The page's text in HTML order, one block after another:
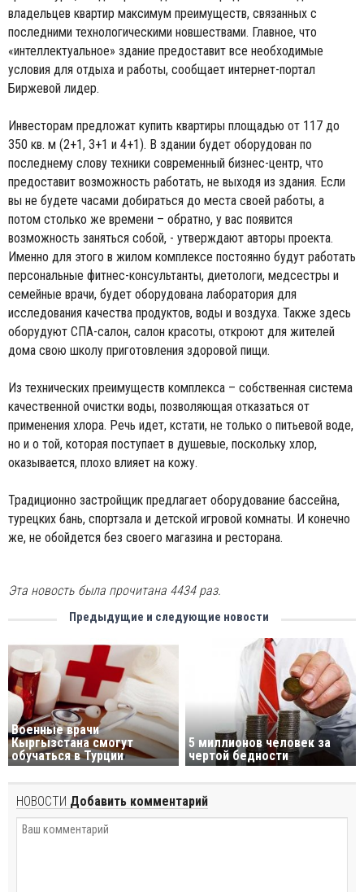
владельцев квартир максимум преимуществ, связанных с
последними технологическими новшествами. Главное, что
«интеллектуальное» здание предоставит все необходимые
условия для отдыха и работы, сообщает интернет-портал
Биржевой лидер.
Инвесторам предложат купить квартиры площадью от 117 до
350 кв. м (2+1, 3+1 и 4+1). В здании будет оборудован по
последнему слову техники современный бизнес-центр, что
предоставит возможность работать, не выходя из здания. Если
вы не будете часами добираться до места своей работы, а
потом столько же времени – обратно, у вас появится
возможность заняться собой, - утверждают авторы проекта.
Именно для этого в жилом комплексе постоянно будут работать
персональные фитнес-консультанты, диетологи, медсестры и
семейные врачи, будет оборудована лаборатория для
исследования качества продуктов, воды и воздуха. Также здесь
оборудуют СПА-салон, салон красоты, откроют для жителей
дома свою школу приготовления здоровой пищи.
Из технических преимуществ комплекса – собственная система
качественной очистки воды, позволяющая отказаться от
применения хлора. Речь идет, кстати, не только о питьевой воде,
но и о той, которая поступает в душевые, поскольку хлор,
оказывается, плохо влияет на кожу.
Традиционно застройщик предлагает оборудование бассейна,
турецких бань, спортзала и детской игровой комнаты. И конечно
же, не обойдется без своего магазина и ресторана.
Эта новость была прочитана 4434 раз.
Предыдущие и следующие новости
Военные врачи
Кыргызстана смогут
обучаться в Турции
5 миллионов человек за
чертой бедности
НОВОСТИ Добавить комментарий